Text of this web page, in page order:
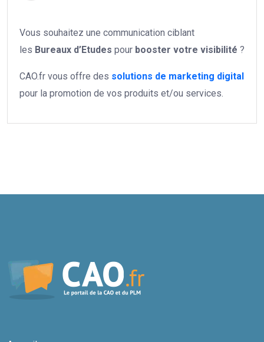
Vous souhaitez une communication ciblant
les Bureaux d’Etudes pour booster votre visibilité ?
CAO.fr vous offre des solutions de marketing digital
pour la promotion de vos produits et/ou services.